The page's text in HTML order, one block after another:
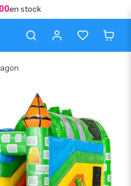
en stock